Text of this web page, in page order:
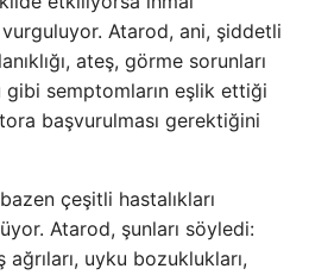
Atarod, ani, şiddetli
ateş, görme sorunları
semptomların eşlik ettiği
başvurulması gerektiğini
çeşitli hastalıkları
Atarod, şunları söyledi:
ağrıları, uyku bozuklukları,